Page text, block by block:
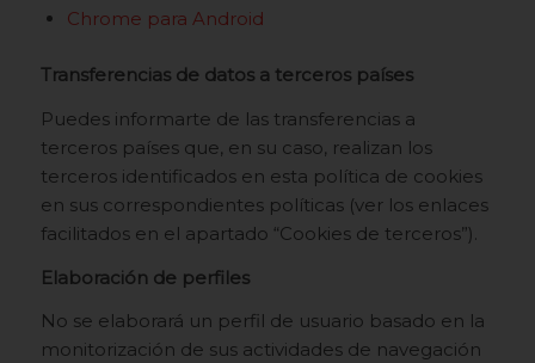
Chrome para Android
Transferencias de datos a terceros países
Puedes informarte de las transferencias a
terceros países que, en su caso, realizan los
terceros identificados en esta política de cookies
en sus correspondientes políticas (ver los enlaces
facilitados en el apartado “Cookies de terceros”).
Elaboración de perfiles
No se elaborará un perfil de usuario basado en la
monitorización de sus actividades de navegación